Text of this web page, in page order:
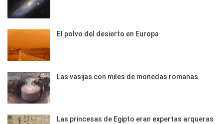
El polvo del desierto en Europa
Las vasijas con miles de monedas romanas
Las princesas de Egipto eran expertas arqueras